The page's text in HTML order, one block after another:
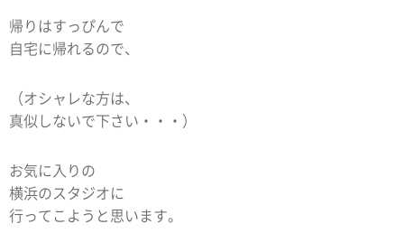
帰りはすっぴんで
自宅に帰れるので、
（オシャレな方は、
真似しないで下さい・・・）
お気に入りの
横浜のスタジオに
行ってこようと思います。